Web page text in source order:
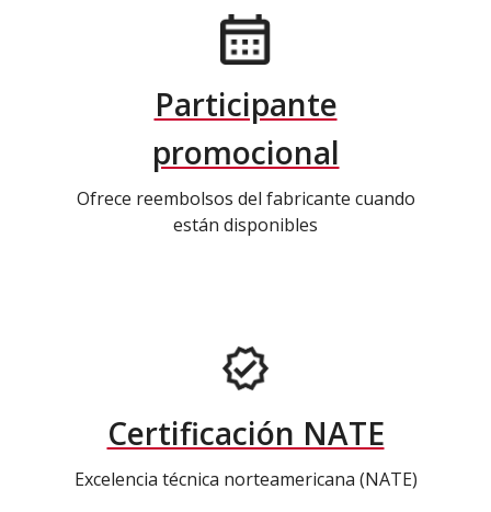
Participante
promocional
Ofrece reembolsos del fabricante cuando
están disponibles
Certificación NATE
Excelencia técnica norteamericana (NATE)